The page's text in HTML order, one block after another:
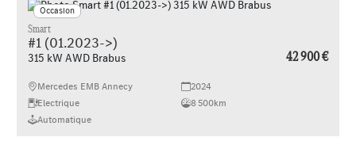
Occasion
Smart
#1 (01.2023->)
315 kW AWD Brabus 42 900 €
Mercedes EMB Annecy
2024
Electrique
8 500km
Automatique